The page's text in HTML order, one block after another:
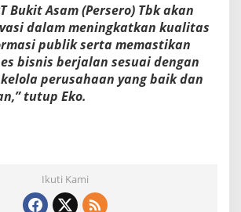
Bukit Asam (Persero) Tbk akan
dalam meningkatkan kualitas
publik serta memastikan
bisnis berjalan sesuai dengan
perusahaan yang baik dan
tutup Eko.
Ikuti Kami